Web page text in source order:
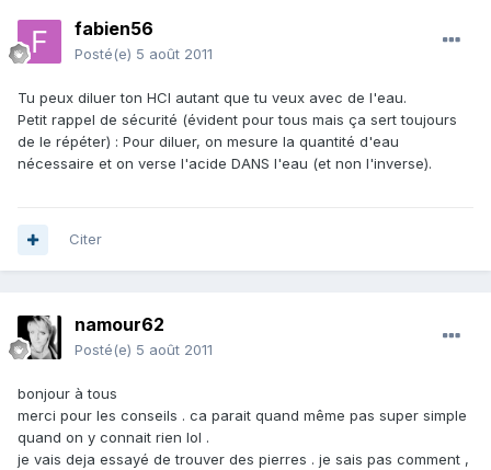
fabien56
Posté(e) 5 août 2011
Tu peux diluer ton HCl autant que tu veux avec de l'eau.
Petit rappel de sécurité (évident pour tous mais ça sert toujours
de le répéter) : Pour diluer, on mesure la quantité d'eau
nécessaire et on verse l'acide DANS l'eau (et non l'inverse).
Citer
namour62
Posté(e) 5 août 2011
bonjour à tous
merci pour les conseils . ca parait quand même pas super simple
quand on y connait rien lol .
je vais deja essayé de trouver des pierres . je sais pas comment ,